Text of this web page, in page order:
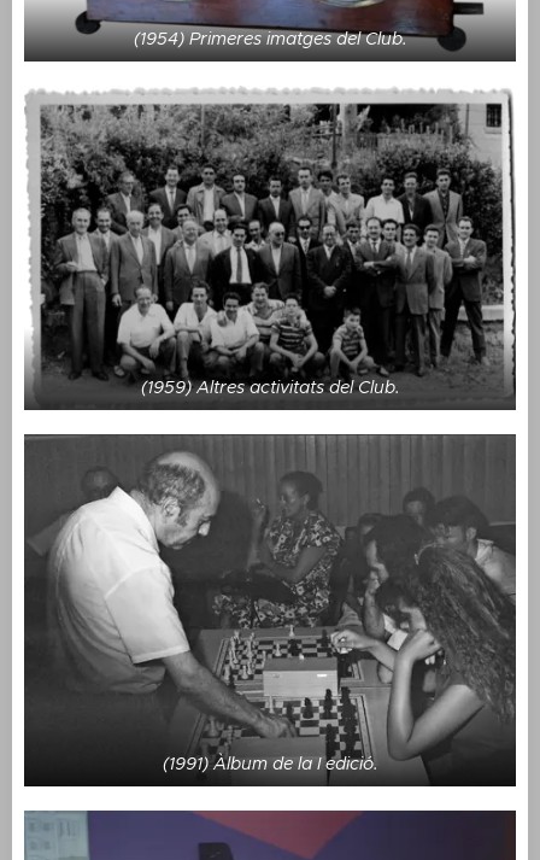
(1954) Primeres imatges del Club.
(1959) Altres activitats del Club.
(1991) Àlbum de la I edició.